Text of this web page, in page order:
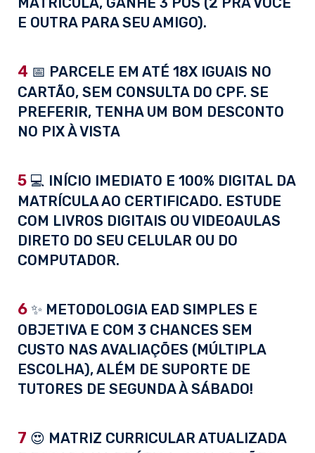
E OUTRA PARA SEU AMIGO).
4 📅 PARCELE EM ATÉ 18X IGUAIS NO
CARTÃO, SEM CONSULTA DO CPF. SE
PREFERIR, TENHA UM BOM DESCONTO
NO PIX À VISTA
5 💻 INÍCIO IMEDIATO E 100% DIGITAL DA
MATRÍCULA AO CERTIFICADO. ESTUDE
COM LIVROS DIGITAIS OU VIDEOAULAS
DIRETO DO SEU CELULAR OU DO
COMPUTADOR.
6 ✨ METODOLOGIA EAD SIMPLES E
OBJETIVA E COM 3 CHANCES SEM
CUSTO NAS AVALIAÇÕES (MÚLTIPLA
ESCOLHA), ALÉM DE SUPORTE DE
TUTORES DE SEGUNDA À SÁBADO!
7 😍 MATRIZ CURRICULAR ATUALIZADA